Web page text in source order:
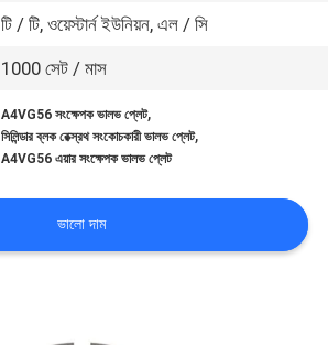
টি / টি, ওয়েস্টার্ন ইউনিয়ন, এল / সি
1000 সেট / মাস
A4VG56 সংক্ষেপক ভালভ প্লেট,
সিলিন্ডার ব্লক রেক্স্রথ সংকোচকারী ভালভ প্লেট,
A4VG56 এয়ার সংক্ষেপক ভালভ প্লেট
ভালো দাম